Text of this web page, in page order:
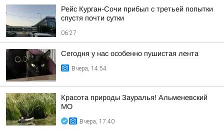
Рейс Курган-Сочи прибыл с третьей попытки
спустя почти сутки
06:27
Сегодня у нас особенно пушистая лента
Вчера, 14:54
Красота природы Зауралья! Альменевский
МО
Вчера, 17:40